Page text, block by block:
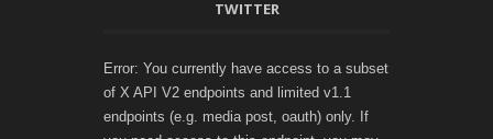
TWITTER
Error: You currently have access to a subset
of X API V2 endpoints and limited v1.1
endpoints (e.g. media post, oauth) only. If